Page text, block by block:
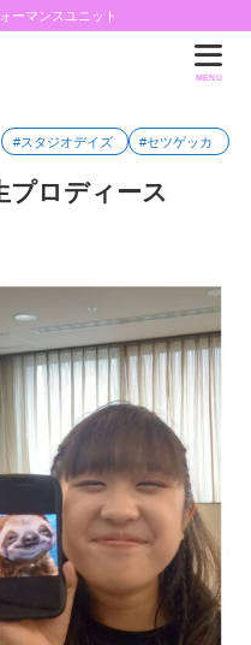
ーマンスユニット
MENU
#スタジオデイズ #セツゲッカ
プロディース